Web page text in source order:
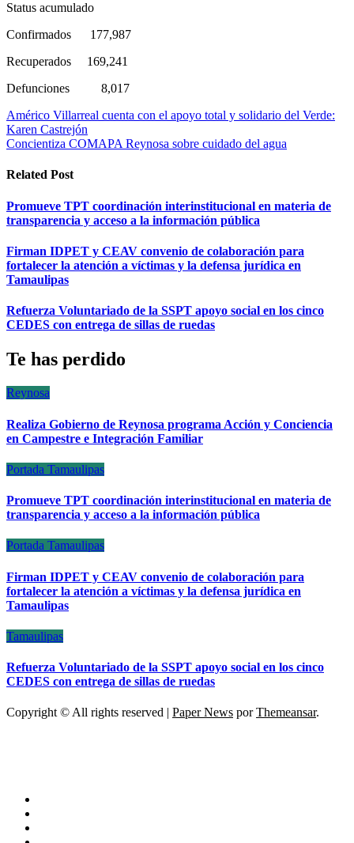
Status acumulado
Confirmados 177,987
Recuperados 169,241
Defunciones 8,017
Navegación
de
Américo Villarreal cuenta con el apoyo total y solidario del Verde:
Karen Castrejón
Concientiza COMAPA Reynosa sobre cuidado del agua
Related Post
Promueve TPT coordinación interinstitucional en materia de
transparencia y acceso a la información pública
Firman IDPET y CEAV convenio de colaboración para
fortalecer la atención a víctimas y la defensa jurídica en
Tamaulipas
Refuerza Voluntariado de la SSPT apoyo social en los cinco
CEDES con entrega de sillas de ruedas
Te has perdido
Reynosa
Realiza Gobierno de Reynosa programa Acción y Conciencia
en Campestre e Integración Familiar
Portada Tamaulipas
Promueve TPT coordinación interinstitucional en materia de
transparencia y acceso a la información pública
Portada Tamaulipas
Firman IDPET y CEAV convenio de colaboración para
fortalecer la atención a víctimas y la defensa jurídica en
Tamaulipas
Tamaulipas
Refuerza Voluntariado de la SSPT apoyo social en los cinco
CEDES con entrega de sillas de ruedas
Copyright © All rights reserved | Paper News porThemeansar.